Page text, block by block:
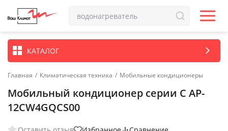
КАТАЛОГ
Главная / Климатическая техника / Мобильные кондиционеры
Мобильный кондиционер cерии C AP-
12CW4GQCS00